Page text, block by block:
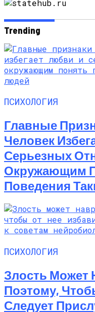
Trending
ПСИХОЛОГИЯ
Главные
Человек
Серьезных
Окружающим
Поведения
ПСИХОЛОГИЯ
Злость Может
Поэтому,
Следует